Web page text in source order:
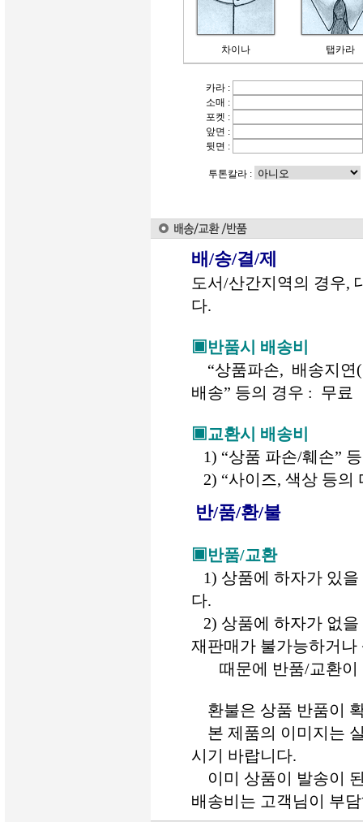
차이나 탭카라
카라 :
소매 :
포켓 :
앞면 :
뒷면 :
투톤칼라 :
배/송/결/제
도서/산간지역의 경우,
다.
▣반품시 배송비
“상품파손, 배송지연(
배송” 등의 경우 : 무료
▣교환시 배송비
1) “상품 파손/훼손”
2) “사이즈, 색상 등의
반/품/환/불
▣반품/교환
1) 상품에 하자가 있
다.
2) 상품에 하자가 없
재판매가 불가능하거
때문에 반품/교환이
환불은 상품 반품이
본 제품의 이미지는
시기 바랍니다.
이미 상품이 발송이
배송비는 고객님이 부